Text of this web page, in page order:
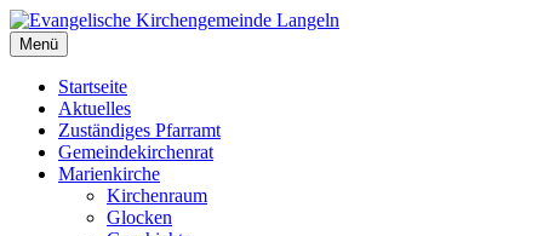
Zum
Inhalt
springen
Evangelische Kirchengemeinde Langeln
Evangelische Kirchengemeinde Langeln
Menü
Startseite
Aktuelles
Zuständiges Pfarramt
Gemeindekirchenrat
Marienkirche
Kirchenraum
Glocken